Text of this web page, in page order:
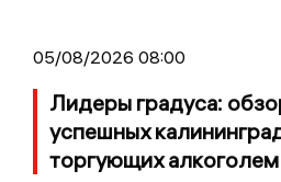
05/08/2026 08:00
Лидеры градуса:
успешных
торгующих алкоголем